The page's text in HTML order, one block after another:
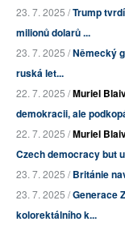
23. 7. 2025 /Trump
milionů dolarů ...
23. 7. 2025 /Německý
ruská let...
22. 7. 2025 /Muriel
demokracii, ale
22. 7. 2025 /Muriel
Czech democracy but
23. 7. 2025 /Británie
23. 7. 2025 /Generace
kolorektálního k...